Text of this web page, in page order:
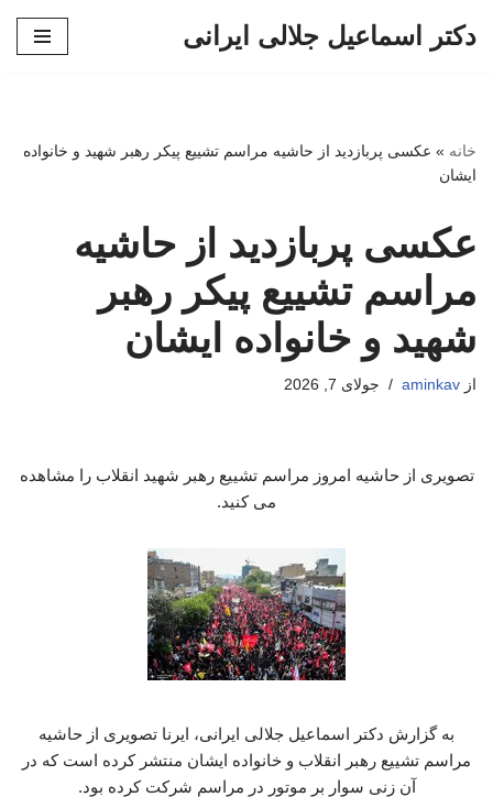
دکتر اسماعیل جلالی ایرانی
خانه » عکسی پربازدید از حاشیه مراسم تشییع پیکر رهبر شهید و خانواده
ایشان
عکسی پربازدید از حاشیه
مراسم تشییع پیکر رهبر
شهید و خانواده ایشان
از aminkav جولای 7, 2026
تصویری از حاشیه امروز مراسم تشییع رهبر شهید انقلاب را مشاهده
می کنید.
به گزارش دکتر اسماعیل جلالی ایرانی، ایرنا تصویری از حاشیه
مراسم تشییع رهبر انقلاب و خانواده ایشان منتشر کرده است که در
آن زنی سوار بر موتور در مراسم شرکت کرده بود.